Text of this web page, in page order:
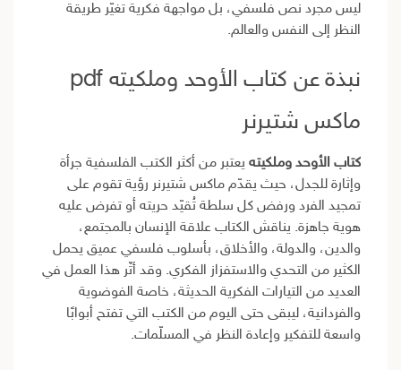
ليس مجرد نص فلسفي، بل مواجهة فكرية تغيّر طريقة
النظر إلى النفس والعالم.
نبذة عن كتاب الأوحد وملكيته pdf
ماكس شتيرنر
كتاب الأوحد وملكيته يعتبر من أكثر الكتب الفلسفية جرأة
وإثارة للجدل، حيث يقدّم ماكس شتيرنر رؤية تقوم على
تمجيد الفرد ورفض كل سلطة تُقيّد حريته أو تفرض عليه
هوية جاهزة. يناقش الكتاب علاقة الإنسان بالمجتمع،
والدين، والدولة، والأخلاق، بأسلوب فلسفي عميق يحمل
الكثير من التحدي والاستفزاز الفكري. وقد أثّر هذا العمل في
العديد من التيارات الفكرية الحديثة، خاصة الفوضوية
والفردانية، ليبقى حتى اليوم من الكتب التي تفتح أبوابًا
واسعة للتفكير وإعادة النظر في المسلّمات.